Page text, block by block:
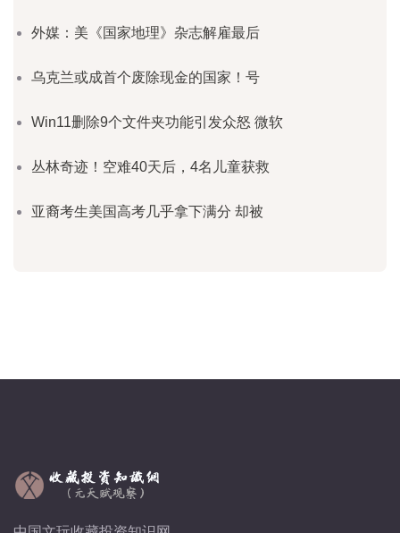
外媒：美《国家地理》杂志解雇最后
乌克兰或成首个废除现金的国家！号
Win11删除9个文件夹功能引发众怒 微软
丛林奇迹！空难40天后，4名儿童获救
亚裔考生美国高考几乎拿下满分 却被